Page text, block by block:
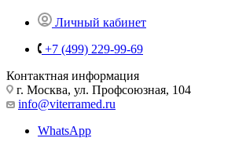
Личный кабинет
+7 (499) 229-99-69
Контактная информация
г. Москва, ул. Профсоюзная, 104
info@viterramed.ru
WhatsApp